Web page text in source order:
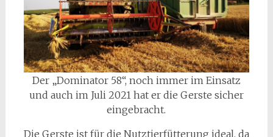
Der „Dominator 58“, noch immer im Einsatz
und auch im Juli 2021 hat er die Gerste sicher
eingebracht.
Die Gerste ist für die Nutztierfütterung ideal, da